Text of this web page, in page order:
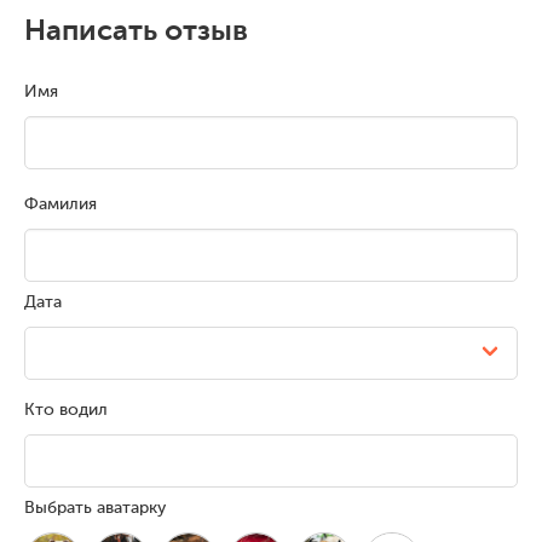
Написать отзыв
Имя
Фамилия
Дата
Кто водил
Выбрать аватарку